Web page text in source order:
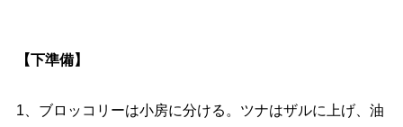
【下準備】
1、ブロッコリーは小房に分ける。ツナはザルに上げ、油